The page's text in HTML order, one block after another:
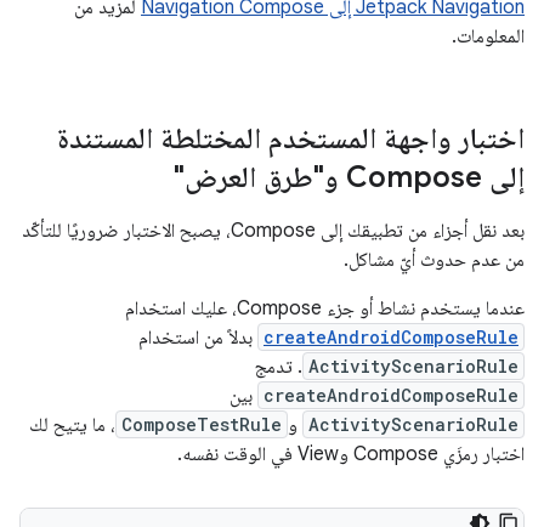
Jetpack Navigation إلى Navigation Compose
لمزيد من
المعلومات.
اختبار واجهة المستخدم المختلطة المستندة
إلى Compose و"طرق العرض"
بعد نقل أجزاء من تطبيقك إلى Compose، يصبح الاختبار ضروريًا للتأكّد
من عدم حدوث أيّ مشاكل.
عندما يستخدم نشاط أو جزء Compose، عليك استخدام
createAndroidComposeRule بدلاً من استخدام
ActivityScenarioRule . تدمج
createAndroidComposeRule بين
ActivityScenarioRule و ComposeTestRule ، ما يتيح لك
اختبار رمزَي Compose وView في الوقت نفسه.